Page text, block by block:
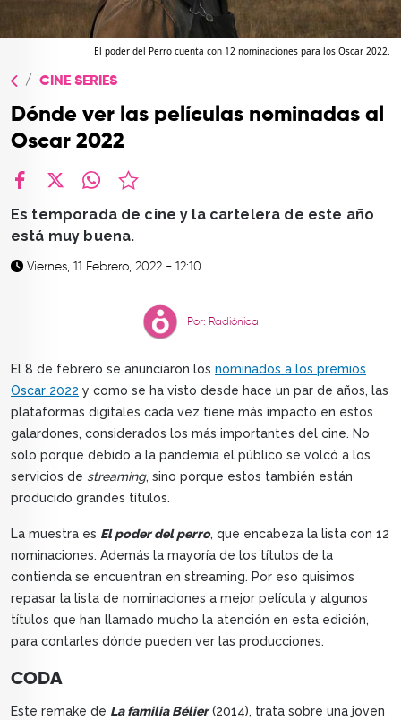
QUIÉNES SOMOS
CONTACTO
El poder del Perro cuenta con 12 nominaciones para los Oscar 2022.
CINE SERIES
Dónde ver las películas nominadas al
Oscar 2022
Es temporada de cine y la cartelera de este año
está muy buena.
Viernes, 11 Febrero, 2022 - 12:10
Por: Radiónica
El 8 de febrero se anunciaron los nominados a los premios
Oscar 2022 y como se ha visto desde hace un par de años, las
plataformas digitales cada vez tiene más impacto en estos
galardones, considerados los más importantes del cine. No
solo porque debido a la pandemia el público se volcó a los
servicios de streaming, sino porque estos también están
producido grandes títulos.
La muestra es El poder del perro, que encabeza la lista con 12
nominaciones. Además la mayoría de los títulos de la
contienda se encuentran en streaming. Por eso quisimos
repasar la lista de nominaciones a mejor película y algunos
títulos que han llamado mucho la atención en esta edición,
para contarles dónde pueden ver las producciones.
CODA
Este remake de La familia Bélier(2014), trata sobre una joven